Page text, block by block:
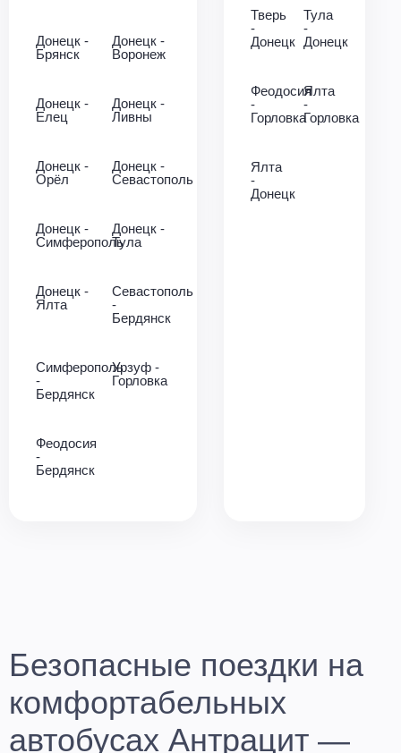
Донецк -
Брянск
Донецк -
Воронеж
Донецк -
Елец
Донецк -
Ливны
Донецк -
Орёл
Донецк -
Севастополь
Донецк -
Симферополь
Донецк -
Тула
Донецк -
Ялта
Севастополь
-
Бердянск
Симферополь
-
Бердянск
Урзуф -
Горловка
Феодосия
-
Бердянск
Тверь
-
Донецк
Тула
-
Донецк
Феодосия
-
Горловка
Ялта
-
Горловка
Ялта
-
Донецк
Безопасные поездки на
комфортабельных
автобусах Антрацит —